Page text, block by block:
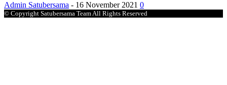
Admin Satubersama - 16 November 2021 0
© Copyright Satubersama Team All Rights Reserved